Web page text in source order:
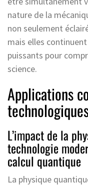
nature de la
non seulement
mais elles
puissants pour
science.
Applications
L’impact de la
technologie
calcul quantique
La physique